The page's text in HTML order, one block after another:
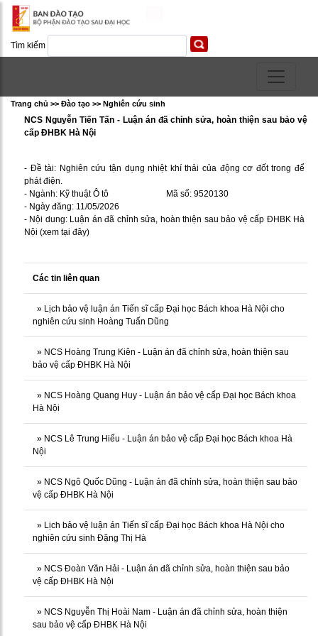
Tìm kiếm
Trang chủ >> Ðào tạo >> Nghiên cứu sinh
NCS Nguyễn Tiến Tấn - Luận án đã chỉnh sửa, hoàn thiện sau bảo vệ
cấp ĐHBK Hà Nội
- Đề tài: Nghiên cứu tận dụng nhiệt khí thải của động cơ đốt trong để
phát điện.
- Ngành: Kỹ thuật Ô tô Mã số: 9520130
- Ngày đăng: 11/05/2026
- Nội dung: Luận án đã chỉnh sửa, hoàn thiện sau bảo vệ cấp ĐHBK Hà
Nội (xem tại đây)
Các tin liên quan
» Lịch bảo vệ luận án Tiến sĩ cấp Đại học Bách khoa Hà Nội cho
nghiên cứu sinh Hoàng Tuấn Dũng
» NCS Hoàng Trung Kiên - Luận án đã chỉnh sửa, hoàn thiện sau
bảo vệ cấp ĐHBK Hà Nội
» NCS Hoàng Quang Huy - Luận án bảo vệ cấp Đại học Bách khoa
Hà Nội
» NCS Lê Trung Hiếu - Luận án bảo vệ cấp Đại học Bách khoa Hà
Nội
» NCS Ngô Quốc Dũng - Luận án đã chỉnh sửa, hoàn thiện sau bảo
vệ cấp ĐHBK Hà Nội
» Lịch bảo vệ luận án Tiến sĩ cấp Đại học Bách khoa Hà Nội cho
nghiên cứu sinh Đặng Thị Hà
» NCS Đoàn Văn Hải - Luận án đã chỉnh sửa, hoàn thiện sau bảo
vệ cấp ĐHBK Hà Nội
» NCS Nguyễn Thị Hoài Nam - Luận án đã chỉnh sửa, hoàn thiện
sau bảo vệ cấp ĐHBK Hà Nội